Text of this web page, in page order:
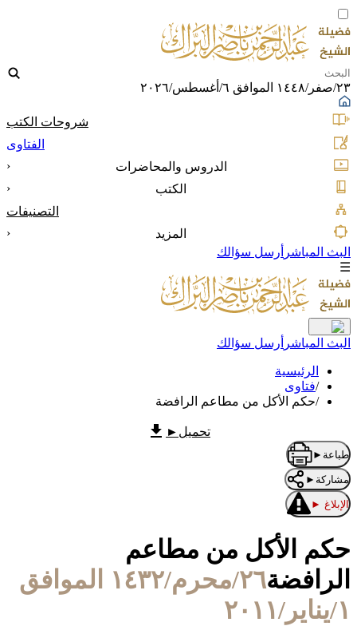
٢٣/صفر/١٤٤٨ الموافق ٦/أغسطس/٢٠٢٦
شروحات الكتب
الفتاوى
الدروس والمحاضرات
‹
الكتب
‹
التصنيفات
المزيد
‹
البث المباشر أرسل سؤالك
☰
البث المباشر أرسل سؤالك
الرئيسية
/فتاوى
/حكم الأكل من مطاعم الرافضة
تحميل ►
طباعة ►
مشاركة ►
الإبلاغ ►
حكم الأكل من مطاعم
الرافضة
٢٦/محرم/١٤٣٢ الموافق
١/يناير/٢٠١١